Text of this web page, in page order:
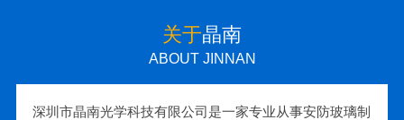
关于晶南
ABOUT JINNAN
深圳市晶南光学科技有限公司是一家专业从事安防玻璃制